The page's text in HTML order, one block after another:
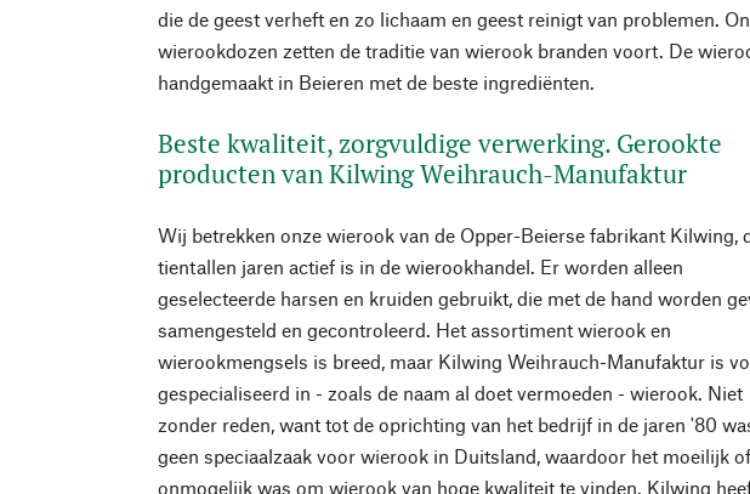
die de geest verheft en zo lichaam en geest reinigt van problemen.
wierookdozen zetten de traditie van wierook branden voort. De
handgemaakt in Beieren met de beste ingrediënten.
Beste kwaliteit, zorgvuldige verwerking. Gerookte
producten van Kilwing Weihrauch-Manufaktur
Wij betrekken onze wierook van de Opper-Beierse fabrikant Kilwing,
tientallen jaren actief is in de wierookhandel. Er worden alleen
geselecteerde harsen en kruiden gebruikt, die met de hand worden
samengesteld en gecontroleerd. Het assortiment wierook en
wierookmengsels is breed, maar Kilwing Weihrauch-Manufaktur is
gespecialiseerd in - zoals de naam al doet vermoeden - wierook. Niet
zonder reden, want tot de oprichting van het bedrijf in de jaren '80
geen speciaalzaak voor wierook in Duitsland, waardoor het moeilijk
onmogelijk was om wierook van hoge kwaliteit te vinden. Kilwing